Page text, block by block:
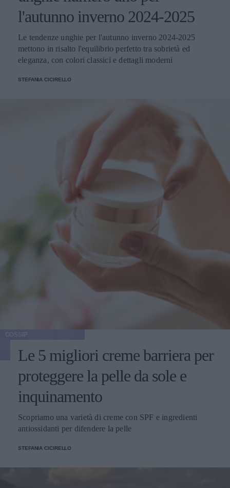
l'autunno inverno 2024-2025
Le tendenze unghie per l'autunno inverno 2024-2025
mettono in risalto l'equilibrio perfetto tra sobrietà ed
eleganza, con colori classici e dettagli moderni
STEFANIA CICIRELLO
Le 5 migliori creme barriera per
proteggere la pelle da sole e
inquinamento
Scopriamo una varietà di creme con SPF e ingredienti
antiossidanti per difendere la pelle
STEFANIA CICIRELLO